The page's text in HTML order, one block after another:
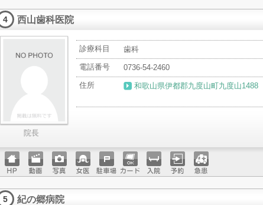
ページ
ットカ
4 西山歯科医院
院長
診療科目
歯科
電話番号
0736-54-2460
住所
和歌山県伊都郡九度山町九度山1488
ホーム
ページ
動画 写真 女医 駐車場クレジ
ットカ
入院 予約 急患
5 紀の郷病院